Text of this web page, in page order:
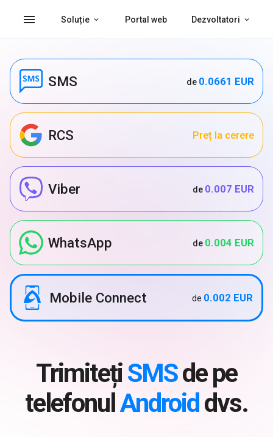
menu Soluție Portal web Dezvoltatori
SMS de 0.0661 EUR
RCS Preț la cerere
Viber de 0.007 EUR
WhatsApp de 0.004 EUR
Mobile Connect de 0.002 EUR
TrimitețiSMSde pe
telefonulAndroid dvs.